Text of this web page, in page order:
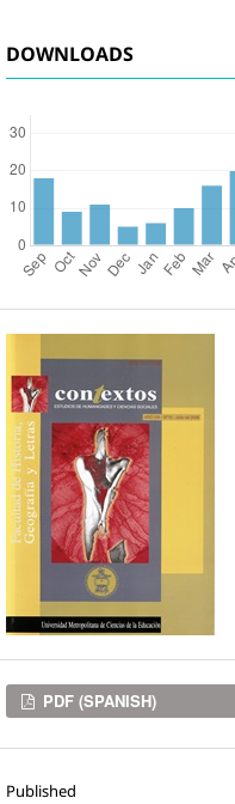
DOWNLOADS
Downloads
PDF (SPANISH)
Published